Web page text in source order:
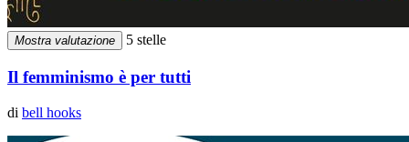
Mostra valutazione 5 stelle
Il femminismo è per tutti
di bell hooks